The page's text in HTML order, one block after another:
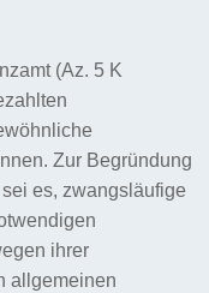
(Az. 5 K
Zur Begründung
es, zwangsläufige
ihrer
allgemeinen